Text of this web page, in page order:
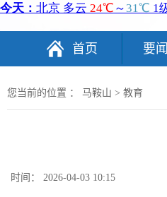
首页 要闻
您当前的位置 ： 马鞍山 > 教育
时间： 2026-04-03 10:15